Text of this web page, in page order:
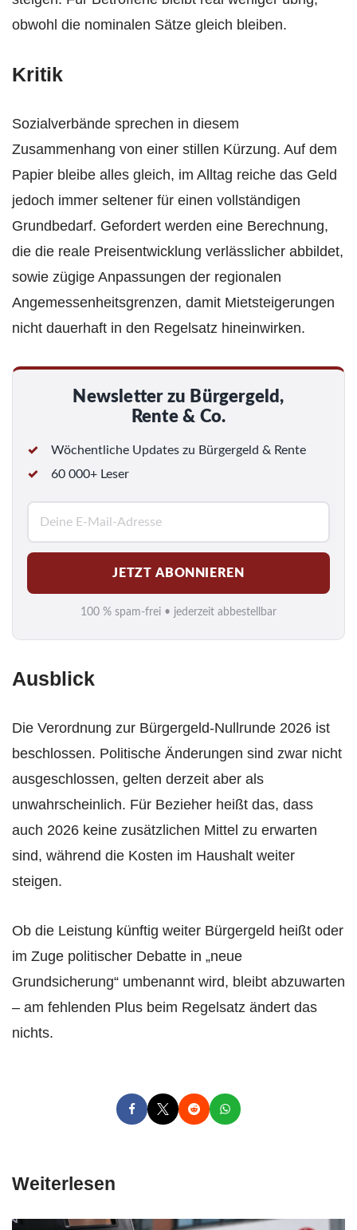
obwohl die nominalen Sätze gleich bleiben.
Kritik
Sozialverbände sprechen in diesem
Zusammenhang von einer stillen Kürzung. Auf dem
Papier bleibe alles gleich, im Alltag reiche das Geld
jedoch immer seltener für einen vollständigen
Grundbedarf. Gefordert werden eine Berechnung,
die die reale Preisentwicklung verlässlicher abbildet,
sowie zügige Anpassungen der regionalen
Angemessenheitsgrenzen, damit Mietsteigerungen
nicht dauerhaft in den Regelsatz hineinwirken.
Newsletter zu Bürgergeld,
Rente & Co.
Wöchentliche Updates zu Bürgergeld & Rente
60 000+ Leser
M
a
i
l
*
JETZT ABONNIEREN
100 % spam-frei • jederzeit abbestellbar
Ausblick
Die Verordnung zur Bürgergeld-Nullrunde 2026 ist
beschlossen. Politische Änderungen sind zwar nicht
ausgeschlossen, gelten derzeit aber als
unwahrscheinlich. Für Bezieher heißt das, dass
auch 2026 keine zusätzlichen Mittel zu erwarten
sind, während die Kosten im Haushalt weiter
steigen.
Ob die Leistung künftig weiter Bürgergeld heißt oder
im Zuge politischer Debatte in „neue
Grundsicherung“ umbenannt wird, bleibt abzuwarten
– am fehlenden Plus beim Regelsatz ändert das
nichts.
Weiterlesen